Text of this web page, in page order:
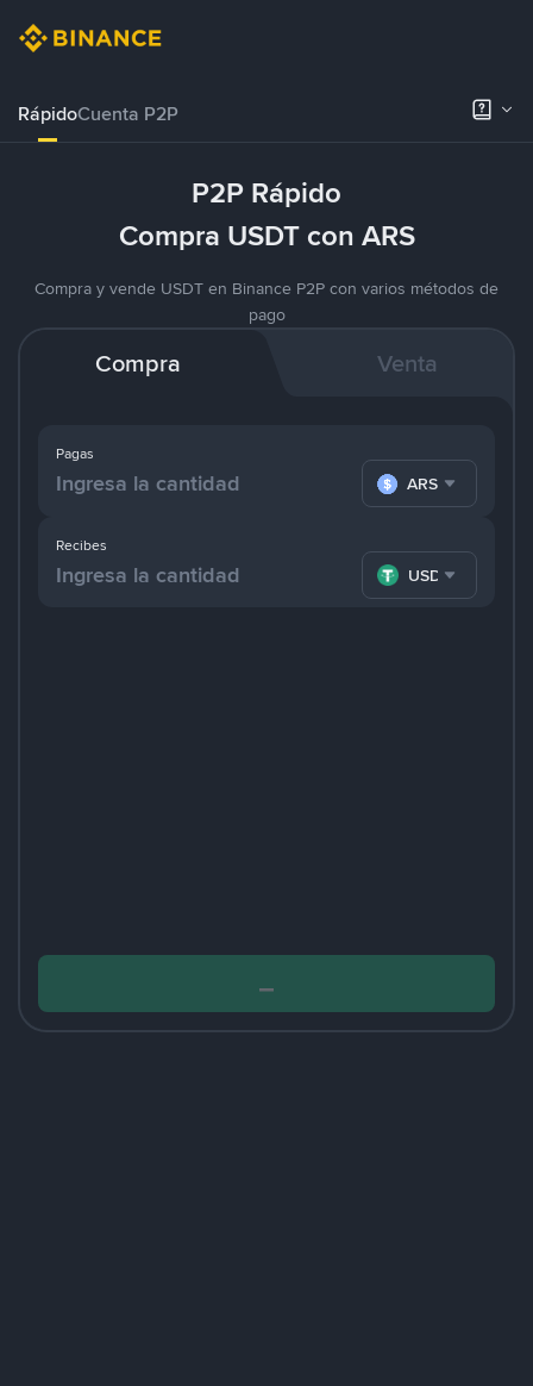
RápidoCuenta P2P
P2P Rápido
Compra USDT con ARS
Compra y vende USDT en Binance P2P con varios métodos de
pago
Compra Venta
Pagas
ARS
Recibes
USDT